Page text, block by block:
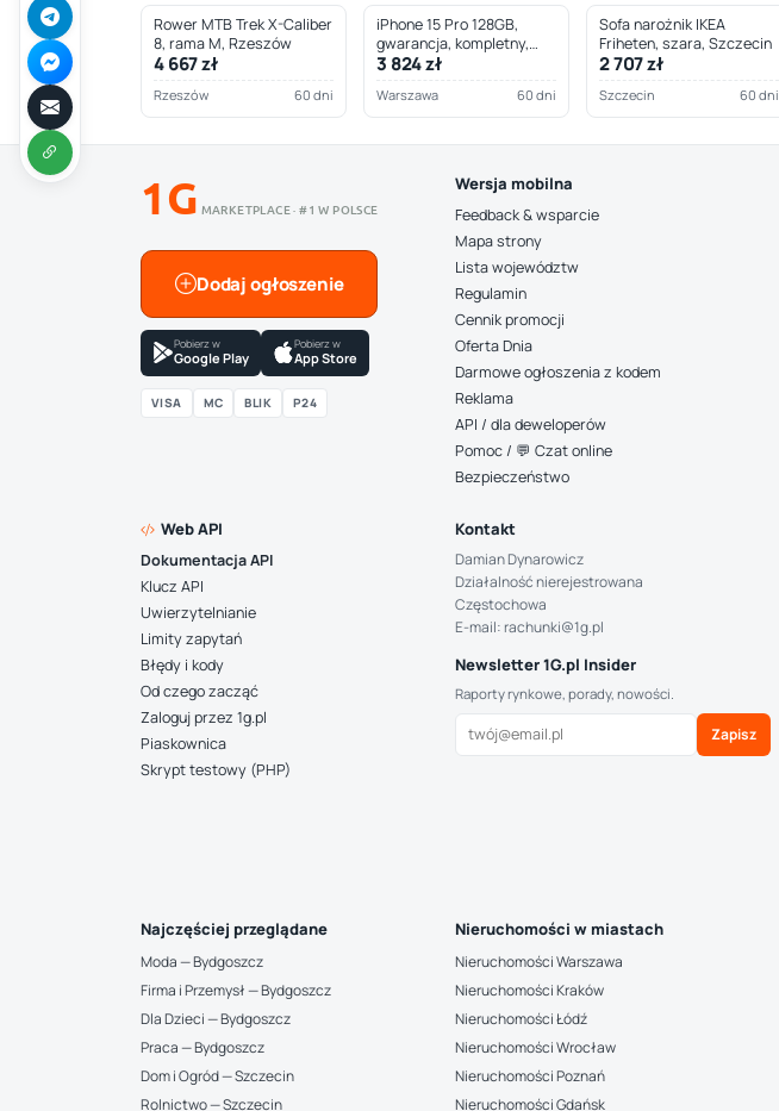
Rower MTB Trek X-Caliber
8, rama M, Rzeszów
4 667 zł
Rzeszów 60 dni
iPhone 15 Pro 128GB,
gwarancja, kompletny,
Warszawa
3 824 zł
Warszawa 60 dni
Sofa narożnik IKEA
Friheten, szara, Szczecin
2 707 zł
Szczecin 60 dni
1G MARKETPLACE · #1 W POLSCE
Dodaj ogłoszenie
Pobierz w
Google Play
Pobierz w
App Store
VISA MC BLIK P24
Wersja mobilna
Feedback & wsparcie
Mapa strony
Lista województw
Regulamin
Cennik promocji
Oferta Dnia
Darmowe ogłoszenia z kodem
Reklama
API / dla deweloperów
Pomoc / 💬 Czat online
Bezpieczeństwo
Web API
Dokumentacja API
Klucz API
Uwierzytelnianie
Limity zapytań
Błędy i kody
Od czego zacząć
Zaloguj przez 1g.pl
Piaskownica
Skrypt testowy (PHP)
Kontakt
Damian Dynarowicz
Działalność nierejestrowana
Częstochowa
E-mail: rachunki@1g.pl
Newsletter 1G.pl Insider
Raporty rynkowe, porady, nowości.
Zapisz
Najczęściej przeglądane
Moda — Bydgoszcz
Firma i Przemysł — Bydgoszcz
Dla Dzieci — Bydgoszcz
Praca — Bydgoszcz
Dom i Ogród — Szczecin
Rolnictwo — Szczecin
Nieruchomości w miastach
Nieruchomości Warszawa
Nieruchomości Kraków
Nieruchomości Łódź
Nieruchomości Wrocław
Nieruchomości Poznań
Nieruchomości Gdańsk